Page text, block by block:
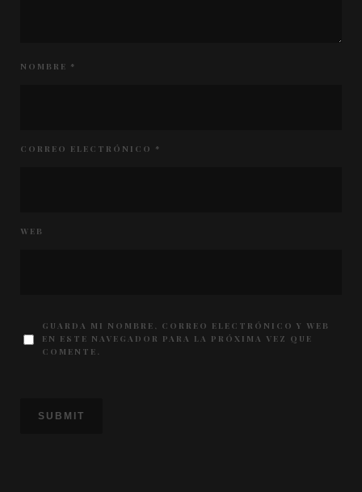
NOMBRE *
CORREO ELECTRÓNICO *
WEB
GUARDA MI NOMBRE, CORREO ELECTRÓNICO Y WEB
EN ESTE NAVEGADOR PARA LA PRÓXIMA VEZ QUE
COMENTE.